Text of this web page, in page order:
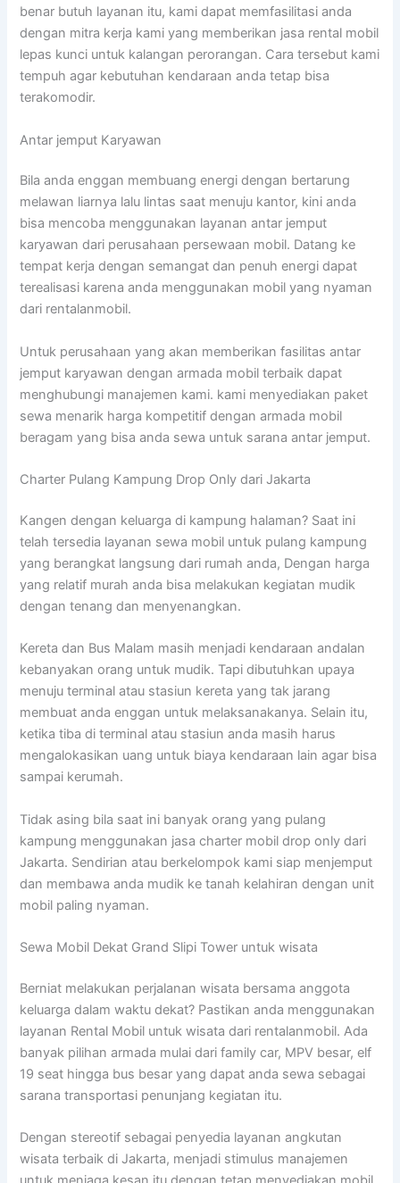
benar butuh layanan itu, kami dapat memfasilitasi anda
dengan mitra kerja kami yang memberikan jasa rental mobil
lepas kunci untuk kalangan perorangan. Cara tersebut kami
tempuh agar kebutuhan kendaraan anda tetap bisa
terakomodir.
Antar jemput Karyawan
Bila anda enggan membuang energi dengan bertarung
melawan liarnya lalu lintas saat menuju kantor, kini anda
bisa mencoba menggunakan layanan antar jemput
karyawan dari perusahaan persewaan mobil. Datang ke
tempat kerja dengan semangat dan penuh energi dapat
terealisasi karena anda menggunakan mobil yang nyaman
dari rentalanmobil.
Untuk perusahaan yang akan memberikan fasilitas antar
jemput karyawan dengan armada mobil terbaik dapat
menghubungi manajemen kami. kami menyediakan paket
sewa menarik harga kompetitif dengan armada mobil
beragam yang bisa anda sewa untuk sarana antar jemput.
Charter Pulang Kampung Drop Only dari Jakarta
Kangen dengan keluarga di kampung halaman? Saat ini
telah tersedia layanan sewa mobil untuk pulang kampung
yang berangkat langsung dari rumah anda, Dengan harga
yang relatif murah anda bisa melakukan kegiatan mudik
dengan tenang dan menyenangkan.
Kereta dan Bus Malam masih menjadi kendaraan andalan
kebanyakan orang untuk mudik. Tapi dibutuhkan upaya
menuju terminal atau stasiun kereta yang tak jarang
membuat anda enggan untuk melaksanakanya. Selain itu,
ketika tiba di terminal atau stasiun anda masih harus
mengalokasikan uang untuk biaya kendaraan lain agar bisa
sampai kerumah.
Tidak asing bila saat ini banyak orang yang pulang
kampung menggunakan jasa charter mobil drop only dari
Jakarta. Sendirian atau berkelompok kami siap menjemput
dan membawa anda mudik ke tanah kelahiran dengan unit
mobil paling nyaman.
Sewa Mobil Dekat Grand Slipi Tower untuk wisata
Berniat melakukan perjalanan wisata bersama anggota
keluarga dalam waktu dekat? Pastikan anda menggunakan
layanan Rental Mobil untuk wisata dari rentalanmobil. Ada
banyak pilihan armada mulai dari family car, MPV besar, elf
19 seat hingga bus besar yang dapat anda sewa sebagai
sarana transportasi penunjang kegiatan itu.
Dengan stereotif sebagai penyedia layanan angkutan
wisata terbaik di Jakarta, menjadi stimulus manajemen